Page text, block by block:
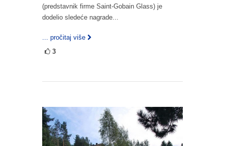
(predstavnik firme Saint-Gobain Glass) je
dodelio sledeće nagrade...
... pročitaj više
3